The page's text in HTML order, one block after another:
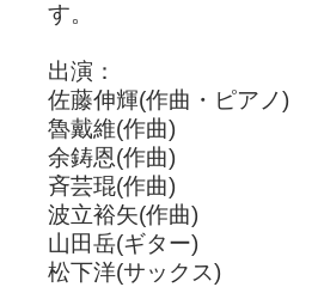
す。
出演：
佐藤伸輝(作曲・ピアノ)
魯戴維(作曲)
余鋳恩(作曲)
斉芸琨(作曲)
波立裕矢(作曲)
山田岳(ギター)
松下洋(サックス)